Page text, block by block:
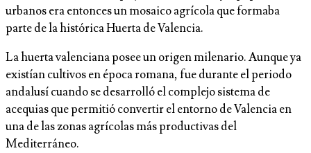
urbanos era entonces un mosaico agrícola que formaba
parte de la histórica Huerta de Valencia.
La huerta valenciana posee un origen milenario. Aunque ya
existían cultivos en época romana, fue durante el periodo
andalusí cuando se desarrolló el complejo sistema de
acequias que permitió convertir el entorno de Valencia en
una de las zonas agrícolas más productivas del
Mediterráneo.